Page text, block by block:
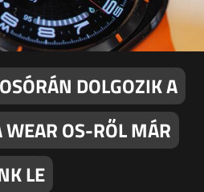
DOLGOZIK A
OS-RŐL MÁR
LE